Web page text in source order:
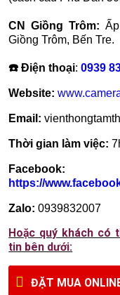
CN Giồng Trôm:
Giồng Trôm, Bến Tre.
☎️ Điện thoại:0939
Website:
Email:
Thời gian làm việc:
Facebook:
https://
Zalo: 0939832007
Hoặc quý khách có
tin bên dưới:
ĐẶT MUA